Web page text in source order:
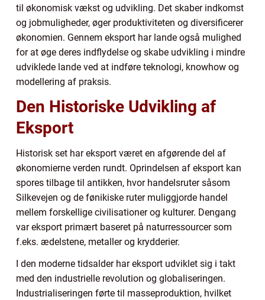
til økonomisk vækst og udvikling. Det skaber indkomst
og jobmuligheder, øger produktiviteten og diversificerer
økonomien. Gennem eksport har lande også mulighed
for at øge deres indflydelse og skabe udvikling i mindre
udviklede lande ved at indføre teknologi, knowhow og
modellering af praksis.
Den Historiske Udvikling af
Eksport
Historisk set har eksport været en afgørende del af
økonomierne verden rundt. Oprindelsen af eksport kan
spores tilbage til antikken, hvor handelsruter såsom
Silkevejen og de fønikiske ruter muliggjorde handel
mellem forskellige civilisationer og kulturer. Dengang
var eksport primært baseret på naturressourcer som
f.eks. ædelstene, metaller og krydderier.
I den moderne tidsalder har eksport udviklet sig i takt
med den industrielle revolution og globaliseringen.
Industrialiseringen førte til masseproduktion, hvilket